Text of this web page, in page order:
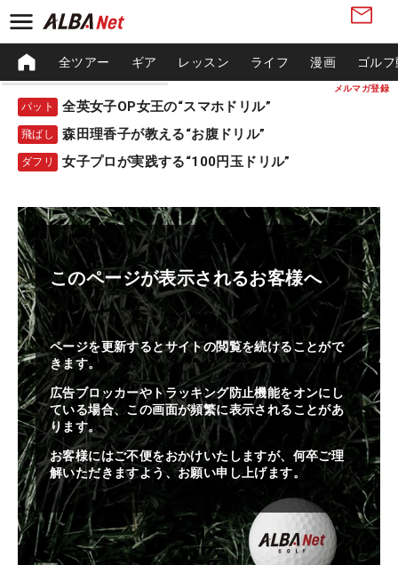
メルマガ登録
全ツアー ギア レッスン ライフ 漫画 ゴル
パット 全英女子OP女王の“スマホドリル”
飛ばし 森田理香子が教える“お腹ドリル”
ダフリ 女子プロが実践する“100円玉ドリル”
このページが表示されるお客様へ
ページを更新するとサイトの閲覧を続けることがで
きます。
広告ブロッカーやトラッキング防止機能をオンにし
ている場合、この画面が頻繁に表示されることがあ
ります。
お客様にはご不便をおかけいたしますが、何卒ご理
解いただきますよう、お願い申し上げます。